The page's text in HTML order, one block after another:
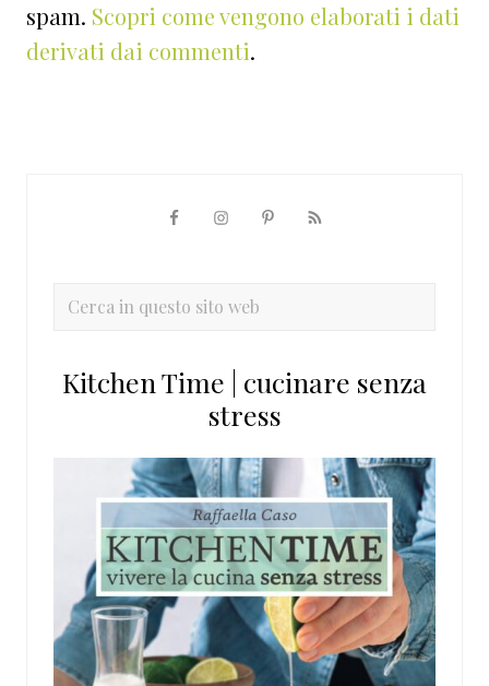
spam. Scopri come vengono elaborati i dati
derivati dai commenti.
primaria
Cerca
sito
Kitchen Time | cucinare senza
stress